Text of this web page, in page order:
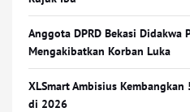
Anggota DPRD Bekasi Didakwa
Mengakibatkan Korban Luka
XLSmart Ambisius
di 2026